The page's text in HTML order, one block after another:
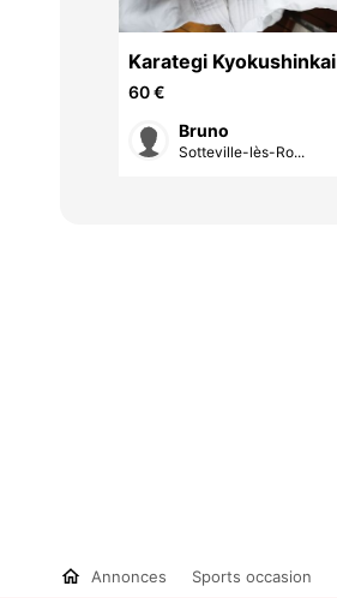
Karategi Kyokushinkai
60 €
Bruno
Sotteville-lès-Ro...
Annonces Sports occasion